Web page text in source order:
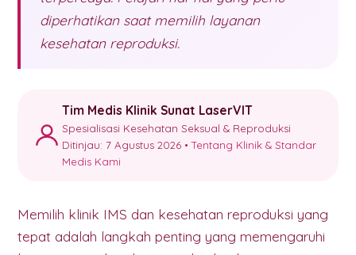
diperhatikan saat memilih layanan
kesehatan reproduksi.
Tim Medis Klinik Sunat LaserVIT
Spesialisasi Kesehatan Seksual & Reproduksi
Ditinjau: 7 Agustus 2026 •Tentang Klinik & Standar
Medis Kami
Memilih klinik IMS dan kesehatan reproduksi yang
tepat adalah langkah penting yang memengaruhi